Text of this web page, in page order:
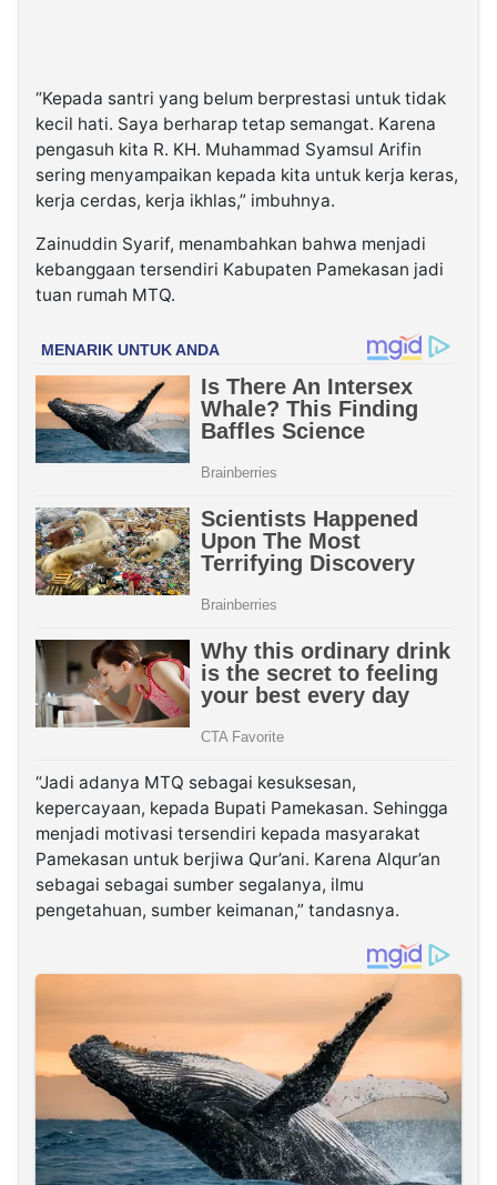
“Kepada santri yang belum berprestasi untuk tidak
kecil hati. Saya berharap tetap semangat. Karena
pengasuh kita R. KH. Muhammad Syamsul Arifin
sering menyampaikan kepada kita untuk kerja keras,
kerja cerdas, kerja ikhlas,” imbuhnya.
Zainuddin Syarif, menambahkan bahwa menjadi
kebanggaan tersendiri Kabupaten Pamekasan jadi
tuan rumah MTQ.
“Jadi adanya MTQ sebagai kesuksesan,
kepercayaan, kepada Bupati Pamekasan. Sehingga
menjadi motivasi tersendiri kepada masyarakat
Pamekasan untuk berjiwa Qur’ani. Karena Alqur’an
sebagai sebagai sumber segalanya, ilmu
pengetahuan, sumber keimanan,” tandasnya.